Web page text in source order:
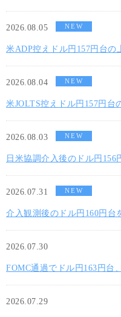
2026.08.05 NEW
米ADP控えドル円157円台の
2026.08.04 NEW
米JOLTS控えドル円157円台
2026.08.03 NEW
日米協調介入後のドル円156
2026.07.31 NEW
介入観測後のドル円160円台
2026.07.30
FOMC通過でドル円163円台
2026.07.29